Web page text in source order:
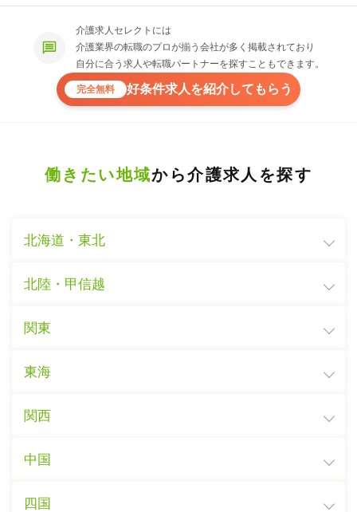
介護求人セレクトには
介護業界の転職のプロが揃う会社が多く掲載されており
自分に合う求人や転職パートナーを探すこともできます。
完全無料 好条件求人を紹介してもらう
働きたい地域から介護求人を探す
北海道・東北
北陸・甲信越
関東
東海
関西
中国
四国